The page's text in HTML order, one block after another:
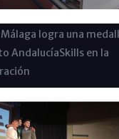
Málaga logra una
AndalucíaSkills en la